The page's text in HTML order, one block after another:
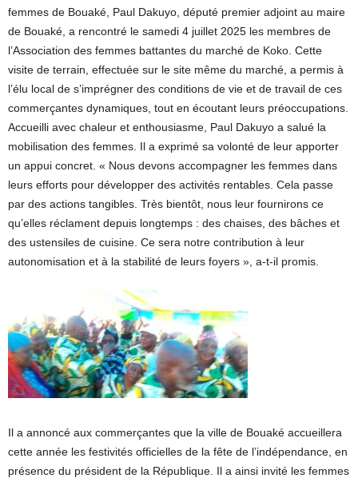
femmes de Bouaké, Paul Dakuyo, député premier adjoint au maire
de Bouaké, a rencontré le samedi 4 juillet 2025 les membres de
l’Association des femmes battantes du marché de Koko. Cette
visite de terrain, effectuée sur le site même du marché, a permis à
l’élu local de s’imprégner des conditions de vie et de travail de ces
commerçantes dynamiques, tout en écoutant leurs préoccupations.
Accueilli avec chaleur et enthousiasme, Paul Dakuyo a salué la
mobilisation des femmes. Il a exprimé sa volonté de leur apporter
un appui concret. « Nous devons accompagner les femmes dans
leurs efforts pour développer des activités rentables. Cela passe
par des actions tangibles. Très bientôt, nous leur fournirons ce
qu’elles réclament depuis longtemps : des chaises, des bâches et
des ustensiles de cuisine. Ce sera notre contribution à leur
autonomisation et à la stabilité de leurs foyers », a-t-il promis.
Il a annoncé aux commerçantes que la ville de Bouaké accueillera
cette année les festivités officielles de la fête de l’indépendance, en
présence du président de la République. Il a ainsi invité les femmes